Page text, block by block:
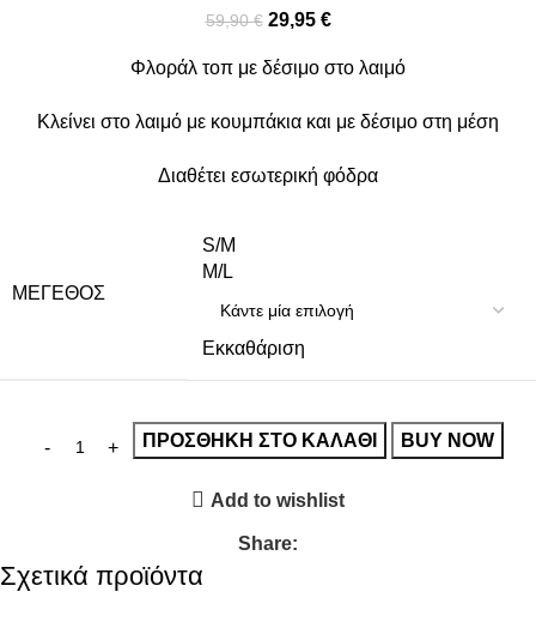
59,90€ 29,95 €
Φλοράλ τοπ με δέσιμο στο λαιμό
Κλείνει στο λαιμό με κουμπάκια και με δέσιμο στη μέση
Διαθέτει εσωτερική φόδρα
ΜΈΓΕΘΟΣ
S/M
M/L
Εκκαθάριση
ΠΡΟΣΘΉΚΗ ΣΤΟ ΚΑΛΆΘΙ BUY NOW
Add to wishlist
Share:
Σχετικά προϊόντα